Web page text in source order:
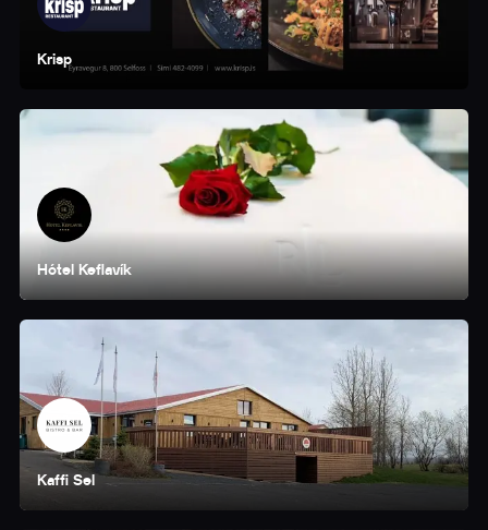
Krisp
Hótel Keflavík
Kaffi Sel